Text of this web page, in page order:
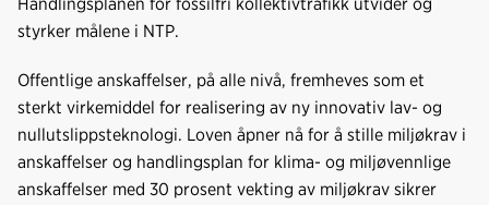
Handlingsplanen for fossilfri kollektivtrafikk utvider og
styrker målene i NTP.
Offentlige anskaffelser, på alle nivå, fremheves som et
sterkt virkemiddel for realisering av ny innovativ lav- og
nullutslippsteknologi. Loven åpner nå for å stille miljøkrav i
anskaffelser og handlingsplan for klima- og miljøvennlige
anskaffelser med 30 prosent vekting av miljøkrav sikrer